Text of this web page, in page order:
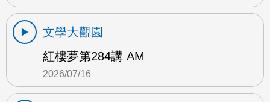
文學大觀園
紅樓夢第284講 AM
2026/07/16